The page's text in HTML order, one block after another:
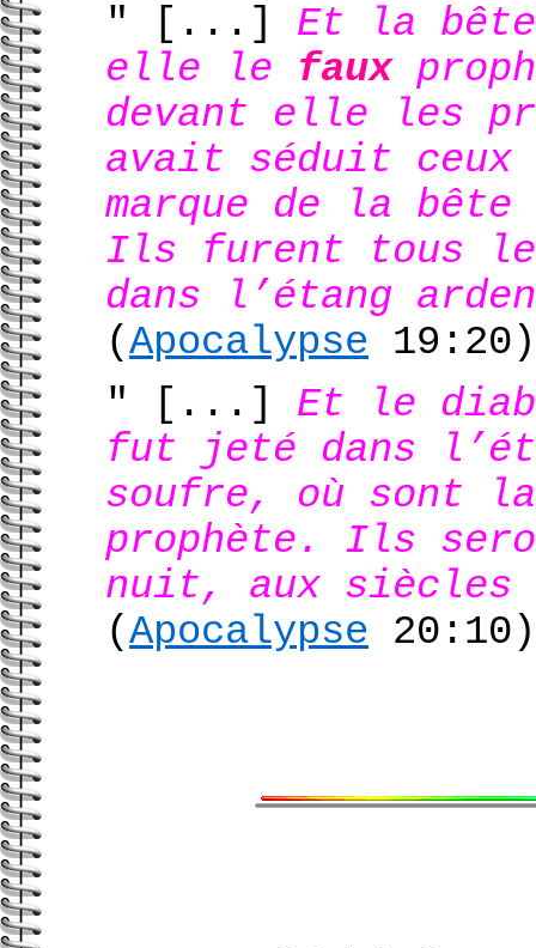
" [...] Et la
elle le faux
devant elle les
avait séduit
marque de la
Ils furent tous
dans l’étang
(Apocalypse 19:20 )
" [...] Et le
fut jeté dans
soufre, où sont
prophète. Ils
nuit, aux siècles
(Apocalypse 20:10 )